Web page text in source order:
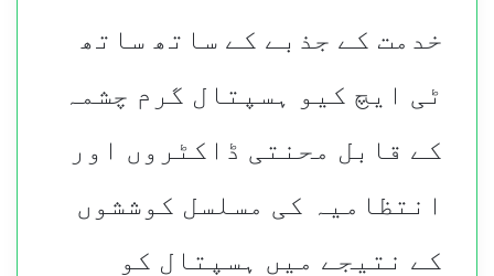
خدمت کے جذبے کے ساتھ ساتھ
ٹی ایچ کیو ہسپتال گرم چشمہ
کے قابل محنتی ڈاکٹروں اور
انتظامیہ کی مسلسل کوششوں
کے نتیجے میں ہسپتال کو